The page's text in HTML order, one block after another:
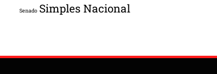
Senado Simples Nacional